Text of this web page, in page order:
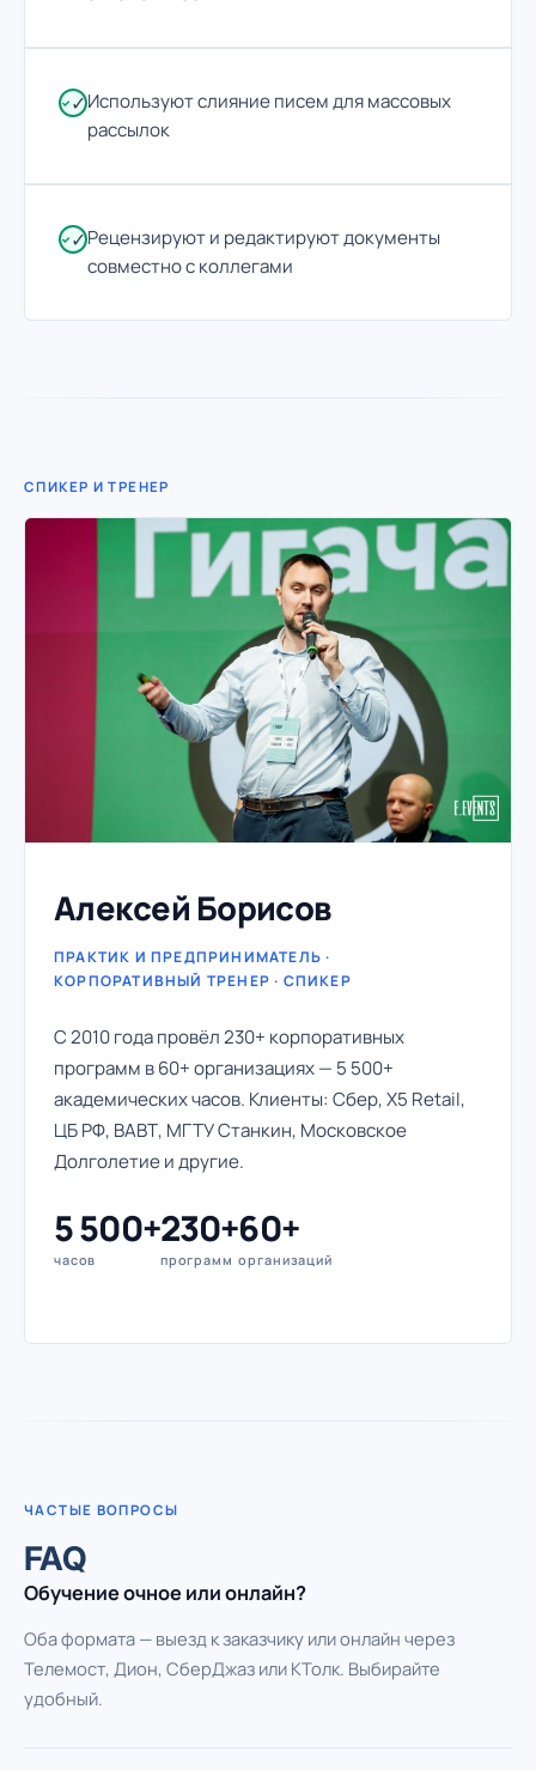
✓Используют слияние писем для массовых
рассылок
✓Рецензируют и редактируют документы
совместно с коллегами
СПИКЕР И ТРЕНЕР
Алексей Борисов
ПРАКТИК И ПРЕДПРИНИМАТЕЛЬ ·
КОРПОРАТИВНЫЙ ТРЕНЕР · СПИКЕР
С 2010 года провёл 230+ корпоративных
программ в 60+ организациях — 5 500+
академических часов. Клиенты: Сбер, X5 Retail,
ЦБ РФ, ВАВТ, МГТУ Станкин, Московское
Долголетие и другие.
5 500+
часов
230+
программ
60+
организаций
ЧАСТЫЕ ВОПРОСЫ
FAQ
Обучение очное или онлайн?
Оба формата — выезд к заказчику или онлайн через
Телемост, Дион, СберДжаз или КТолк. Выбирайте
удобный.